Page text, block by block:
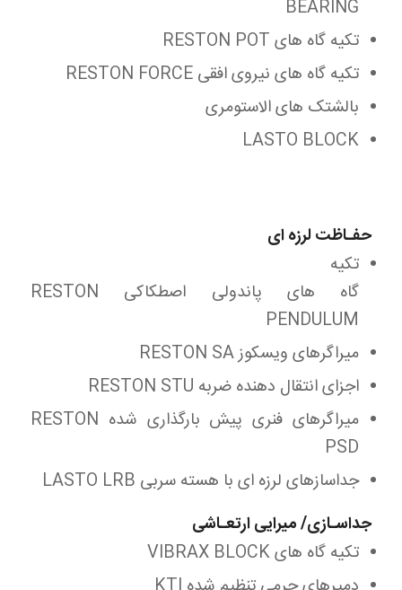
BEARING
تکیه گاه های RESTON POT
تکیه گاه های نیروی افقی RESTON FORCE
بالشتک های الاستومری
LASTO BLOCK
حفـاظت لرزه ای
تکیه
گاه های پاندولی اصطکاکی RESTON
PENDULUM
میراگرهای ویسکوز RESTON SA
اجزای انتقال دهنده ضربه RESTON STU
میراگرهای فنری پیش بارگذاری شده RESTON
PSD
جداسازهای لرزه ای با هسته سربی LASTO LRB
جداسـازی/ میرایی ارتعـاشی
تکیه گاه های VIBRAX BLOCK